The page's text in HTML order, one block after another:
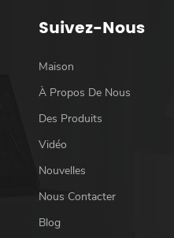
Suivez-Nous
Maison
À Propos De Nous
Des Produits
Vidéo
Nouvelles
Nous Contacter
Blog